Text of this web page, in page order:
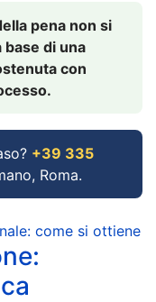
pena non si
base di una
con
+39 335
Roma.
come si ottiene